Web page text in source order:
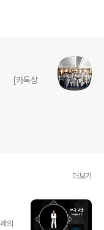
[카톡상
더보기
의